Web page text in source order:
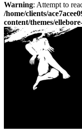
Warning: Attempt to
/home/clients/
content/themes/